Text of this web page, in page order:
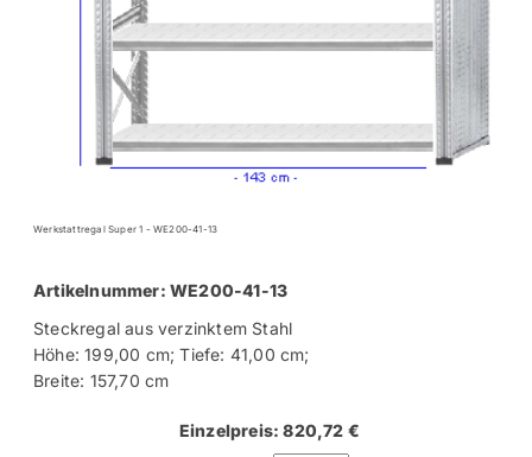
Werkstattregal Super 1 - WE200-41-13
Artikelnummer: WE200-41-13
Steckregal aus verzinktem Stahl
Höhe: 199,00 cm; Tiefe: 41,00 cm;
Breite: 157,70 cm
Einzelpreis: 820,72 €